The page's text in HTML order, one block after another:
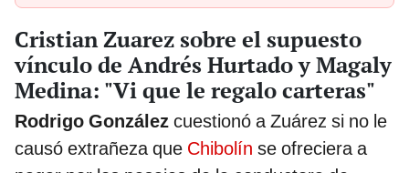
Cristian Zuarez sobre el supuesto
vínculo de Andrés Hurtado y Magaly
Medina: "Vi que le regalo carteras"
Rodrigo González cuestionó a Zuárez si no le
causó extrañeza que Chibolín se ofreciera a